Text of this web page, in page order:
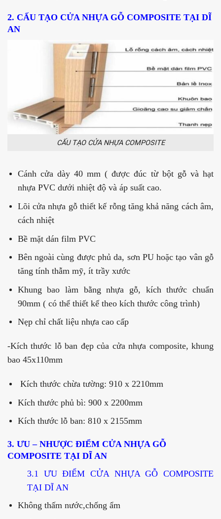
2. CẤU TẠO CỬA NHỰA GỖ COMPOSITE TẠI DĨ
AN
CẤU TẠO CỬA NHỰA COMPOSITE
Cánh cửa dày 40 mm ( được đúc từ bột gỗ và hạt
nhựa PVC dưới nhiệt độ và áp suất cao.
Lõi cửa nhựa gỗ thiết kế rỗng tăng khả năng cách âm,
cách nhiệt
Bề mặt dán film PVC
Bên ngoài cùng được phủ da, sơn PU hoặc tạo vân gỗ
tăng tính thẫm mỹ, ít trầy xước
Khung bao làm bằng nhựa gỗ, kích thước chuẩn
90mm ( có thể thiết kế theo kích thước công trình)
Nẹp chỉ chất liệu nhựa cao cấp
-Kích thước lỗ ban đẹp của cửa nhựa composite, khung
bao 45x110mm
Kích thước chừa tường: 910 x 2210mm
Kích thước phủ bì: 900 x 2200mm
Kích thước lỗ ban: 810 x 2155mm
3. ƯU – NHƯỢC ĐIỂM CỬA NHỰA GỖ
COMPOSITE TẠI DĨ AN
3.1 ƯU ĐIỂM CỬA NHỰA GỖ COMPOSITE
TẠI DĨ AN
Không thấm nước,chống ẩm